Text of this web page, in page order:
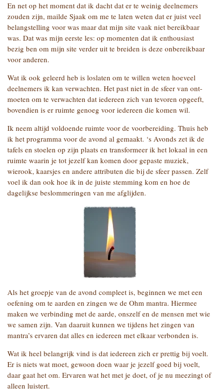
En net op het moment dat ik dacht dat er te weinig deelnemers
zouden zijn, mailde Sjaak om me te laten weten dat er juist veel
belangstelling voor was maar dat mijn site vaak niet bereikbaar
was. Dat was mijn eerste les: op momenten dat ik enthousiast
bezig ben om mijn site verder uit te breiden is deze onbereikbaar
voor anderen.
Wat ik ook geleerd heb is loslaten om te willen weten hoeveel
deelnemers ik kan verwachten. Het past niet in de sfeer van ont-
moeten om te verwachten dat iedereen zich van tevoren opgeeft,
bovendien is er ruimte genoeg voor iedereen die komen wil.
Ik neem altijd voldoende ruimte voor de voorbereiding. Thuis heb
ik het programma voor de avond al gemaakt. ‘s Avonds zet ik de
tafels en stoelen op zijn plaats en transformeer ik het lokaal in een
ruimte waarin je tot jezelf kan komen door gepaste muziek,
wierook, kaarsjes en andere attributen die bij de sfeer passen. Zelf
voel ik dan ook hoe ik in de juiste stemming kom en hoe de
dagelijkse beslommeringen van me afglijden.
Als het groepje van de avond compleet is, beginnen we met een
oefening om te aarden en zingen we de Ohm mantra. Hiermee
maken we verbinding met de aarde, onszelf en de mensen met wie
we samen zijn. Van daaruit kunnen we tijdens het zingen van
mantra’s ervaren dat alles en iedereen met elkaar verbonden is.
Wat ik heel belangrijk vind is dat iedereen zich er prettig bij voelt.
Er is niets wat moet, gewoon doen waar je jezelf goed bij voelt,
daar gaat het om. Ervaren wat het met je doet, of je nu meezingt of
alleen luistert.